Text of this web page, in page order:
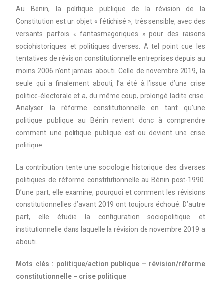
Au Bénin, la politique publique de la révision de la
Constitution est un objet « fétichisé », très sensible, avec des
versants parfois « fantasmagoriques » pour des raisons
sociohistoriques et politiques diverses. A tel point que les
tentatives de révision constitutionnelle entreprises depuis au
moins 2006 n’ont jamais abouti. Celle de novembre 2019, la
seule qui a finalement abouti, l’a été à l’issue d’une crise
politico-électorale et a, du même coup, prolongé ladite crise.
Analyser la réforme constitutionnelle en tant qu’une
politique publique au Bénin revient donc à comprendre
comment une politique publique est ou devient une crise
politique.
La contribution tente une sociologie historique des diverses
politiques de réforme constitutionnelle au Bénin post-1990.
D’une part, elle examine, pourquoi et comment les révisions
constitutionnelles d’avant 2019 ont toujours échoué. D’autre
part, elle étudie la configuration sociopolitique et
institutionnelle dans laquelle la révision de novembre 2019 a
abouti.
Mots clés : politique/action publique – révision/réforme
constitutionnelle – crise politique